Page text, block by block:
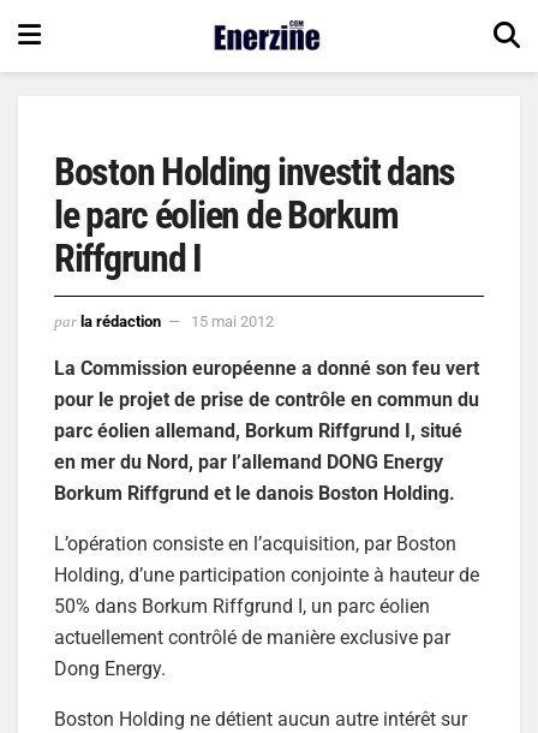
Boston Holding investit dans
le parc éolien de Borkum
Riffgrund I
par la rédaction 15 mai 2012
La Commission européenne a donné son feu vert
pour le projet de prise de contrôle en commun du
parc éolien allemand, Borkum Riffgrund I, situé
en mer du Nord, par l’allemand DONG Energy
Borkum Riffgrund et le danois Boston Holding.
L’opération consiste en l’acquisition, par Boston
Holding, d’une participation conjointe à hauteur de
50% dans Borkum Riffgrund I, un parc éolien
actuellement contrôlé de manière exclusive par
Dong Energy.
Boston Holding ne détient aucun autre intérêt sur